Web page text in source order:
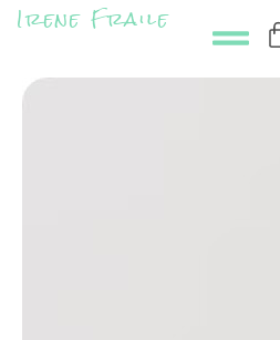
Irene Fraile